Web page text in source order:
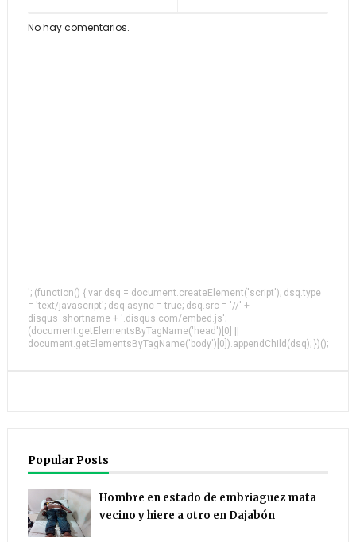
No hay comentarios.
'; (function() { var dsq = document.createElement('script'); dsq.type
= 'text/javascript'; dsq.async = true; dsq.src = '//' +
disqus_shortname + '.disqus.com/embed.js';
(document.getElementsByTagName('head')[0] ||
document.getElementsByTagName('body')[0]).appendChild(dsq); })();
Popular Posts
Hombre en estado de embriaguez mata
vecino y hiere a otro en Dajabón